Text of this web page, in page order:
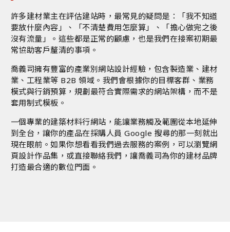
許多建材業主在評估建站時，最常見的疑問是：「我不知道
要放什麼內容」、「不清楚費用怎麼算」、「擔心做完之後
沒有流量」。這些都是正常的顧慮，也是我們在接案初期最
常協助客戶釐清的事項。
喬義司擁有豐富的產業別網站設計經驗，包含製造業、建材
業、工程業等 B2B 領域。我們會根據你的目標客群、業務
模式與行銷預算，規劃最符合實際需求的網站架構，而不是
套用制式模板。
一個專業的建築材料行網站，能讓業務觸及範圍從本地延伸
到全台，讓你的產品在採購人員 Google 搜尋的那一刻就出
現在眼前。如果你想看看我們過去服務的案例，可以瀏覽網
頁設計作品集 ，或直接聯絡我們 ，讓喬義司為你的建材品牌
打造最合適的數位門面。